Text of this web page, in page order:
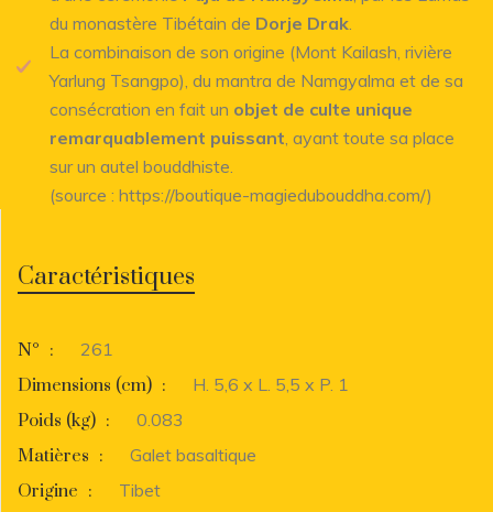
du monastère Tibétain de Dorje Drak
La combinaison de son origine (Mont Kailash, rivière
Yarlung Tsangpo), du mantra de Namgyalma et de sa
consécration en fait un objet de culte unique
remarquablement puissant , ayant toute sa place
sur un autel bouddhiste.
(source : https://boutique-magiedubouddha.com/)
Caractéristiques
N° :
261
Dimensions (cm) :
H. 5,6 x L. 5,5 x P. 1
Poids (kg) :
0.083
Matières :
Galet basaltique
Origine :
Tibet